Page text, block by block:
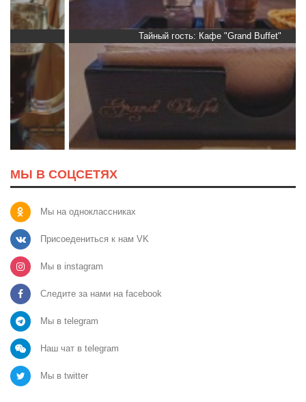
Тайный гость: Кафе "Grand Buffet"
МЫ В СОЦСЕТЯХ
Мы на одноклассниках
Присоедениться к нам VK
Мы в instagram
Следите за нами на facebook
Мы в telegram
Наш чат в telegram
Мы в twitter